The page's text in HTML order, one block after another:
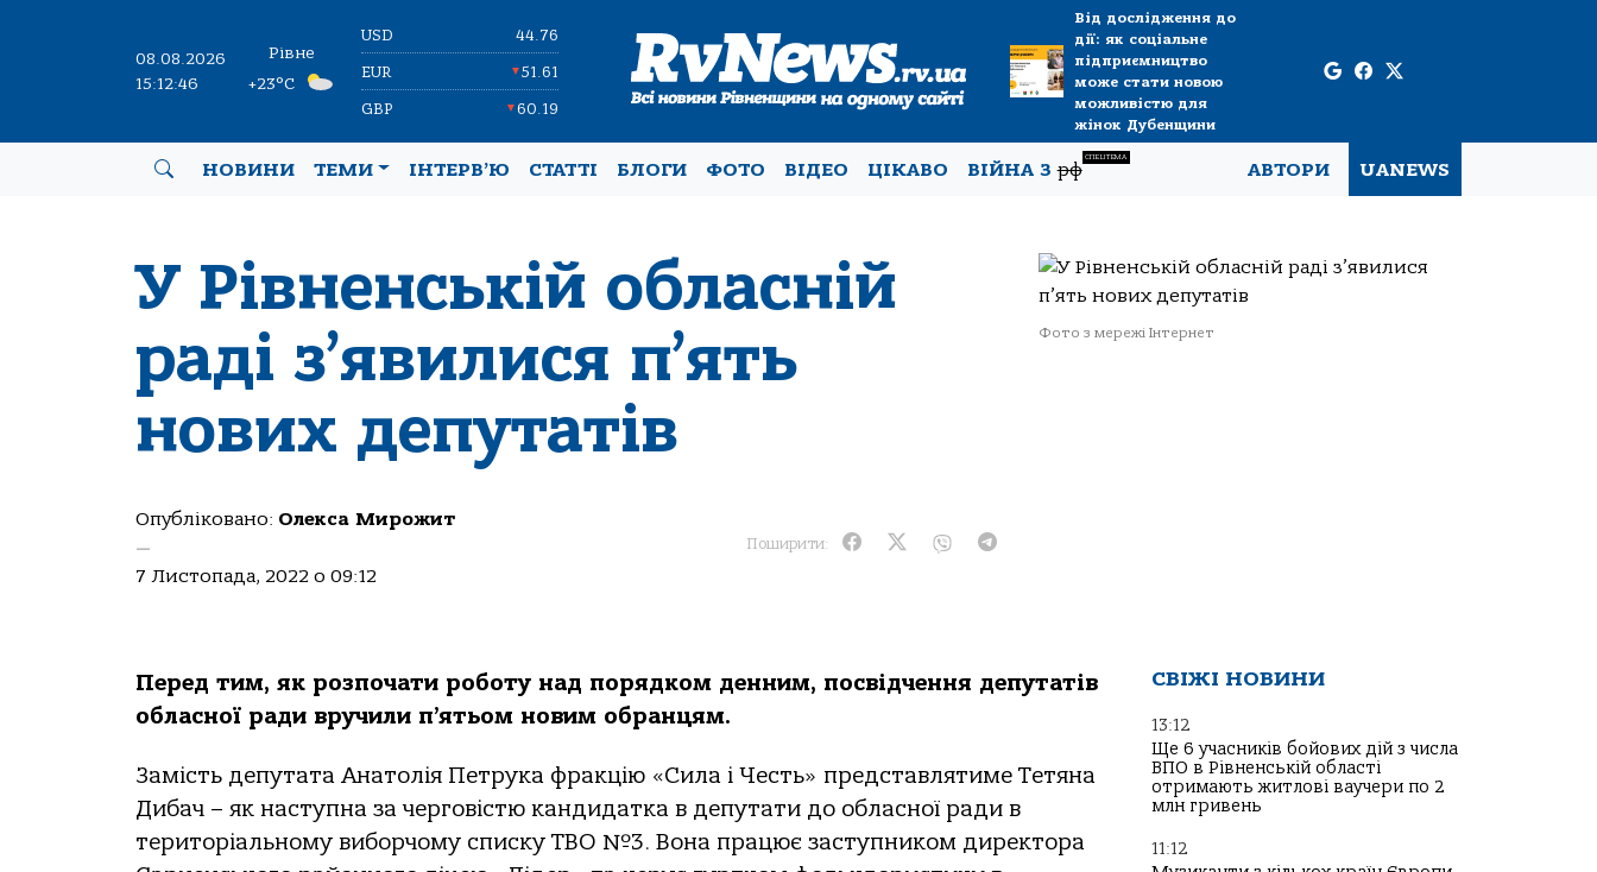
08.08.2026
15:12:47
Рівне
+23°C
USD 44.76
EUR ▼51.61
GBP ▼60.19
Від дослідження до
дії: як соціальне
підприємництво
може стати новою
можливістю для
жінок Дубенщини
НОВИНИ ТЕМИ ІНТЕРВ’Ю СТАТТІ БЛОГИ ФОТО ВІДЕО ЦІКАВО ВІЙНА Зрф
СПЕЦТЕМА
АВТОРИ UANEWS
У Рівненській обласній
раді з’явилися п’ять
нових депутатів
Опубліковано: Олекса Мирожит
—
7 Листопада, 2022 о 09:12
Поширити:
Фото з мережі Інтернет
Перед тим, як розпочати роботу над порядком денним, посвідчення депутатів
обласної ради вручили п’ятьом новим обранцям.
Замість депутата Анатолія Петрука фракцію «Сила і Честь» представлятиме Тетяна
Дибач – як наступна за черговістю кандидатка в депутати до обласної ради в
територіальному виборчому списку ТВО №3. Вона працює заступником директора
СВІЖІ НОВИНИ
13:12
Ще 6 учасників бойових дій з числа
ВПО в Рівненській області
отримають житлові ваучери по 2
млн гривень
11:12